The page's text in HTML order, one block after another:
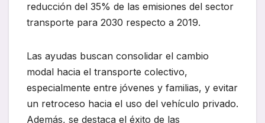
reducción del 35% de las emisiones del sector
transporte para 2030 respecto a 2019.
Las ayudas buscan consolidar el cambio
modal hacia el transporte colectivo,
especialmente entre jóvenes y familias, y evitar
un retroceso hacia el uso del vehículo privado.
Además, se destaca el éxito de las